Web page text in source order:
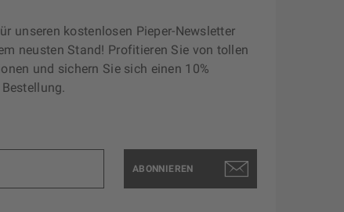
unseren kostenlosen Pieper-Newsletter
neusten Stand! Profitieren Sie von tollen
und sichern Sie sich einen 10%
ABONNIEREN